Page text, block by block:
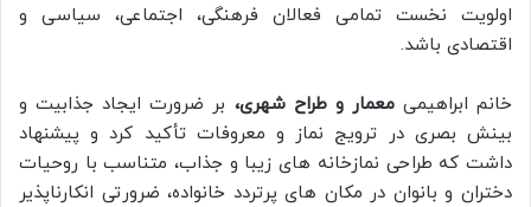
اولویت نخست تمامی فعالان فرهنگی، اجتماعی، سیاسی و
اقتصادی باشد.
خانم ابراهیمی معمار و طراح شهری، بر ضرورت ایجاد جذابیت و
بینش بصری در ترویج نماز و معروفات تأکید کرد و پیشنهاد
داشت که طراحی نمازخانه های زیبا و جذاب، متناسب با روحیات
دختران و بانوان در مکان های پرتردد خانواده، ضرورتی انکارناپذیر